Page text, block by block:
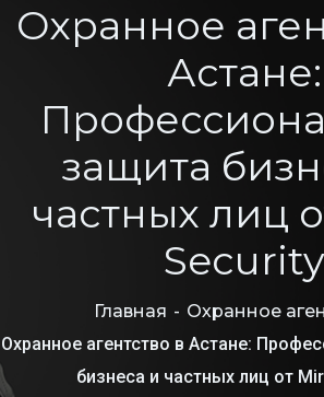
Охранное
Астане:
защита
частных лиц
Security
Главная
Охранное
Охранное агентство в Астане:
бизнеса и частных лиц от